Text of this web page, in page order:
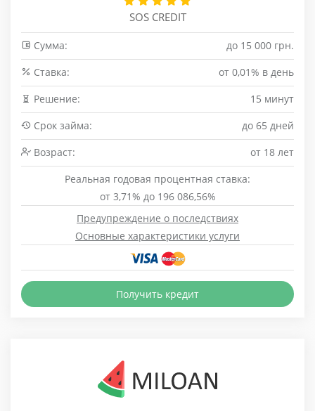
SOS CREDIT
Сумма:
до 15 000 грн.
Cтавка:
от 0,01% в день
Решение:
15 минут
Срок займа:
до 65 дней
Возраст:
от 18 лет
Реальная годовая процентная ставка:
от 3,71% до 196 086,56%
Предупреждение о последствиях
Основные характеристики услуги
Получить кредит